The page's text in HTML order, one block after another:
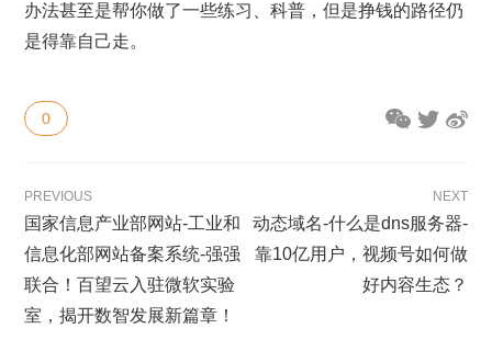
办法甚至是帮你做了一些练习、科普，但是挣钱的路径仍
是得靠自己走。
0
PREVIOUS
国家信息产业部网站-工业和
信息化部网站备案系统-强强
联合！百望云入驻微软实验
室，揭开数智发展新篇章！
NEXT
动态域名-什么是dns服务器-
靠10亿用户，视频号如何做
好内容生态？